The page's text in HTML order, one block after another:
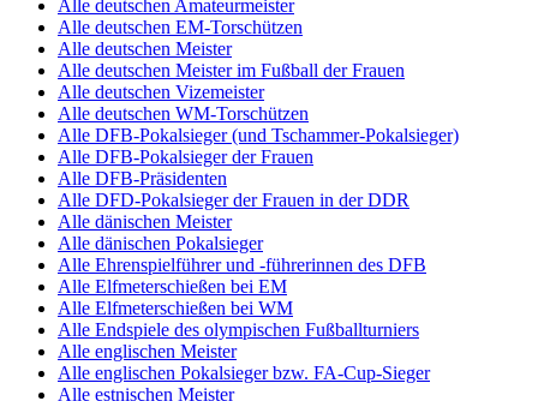
Alle deutschen Amateurmeister
Alle deutschen EM-Torschützen
Alle deutschen Meister
Alle deutschen Meister im Fußball der Frauen
Alle deutschen Vizemeister
Alle deutschen WM-Torschützen
Alle DFB-Pokalsieger (und Tschammer-Pokalsieger)
Alle DFB-Pokalsieger der Frauen
Alle DFB-Präsidenten
Alle DFD-Pokalsieger der Frauen in der DDR
Alle dänischen Meister
Alle dänischen Pokalsieger
Alle Ehrenspielführer und -führerinnen des DFB
Alle Elfmeterschießen bei EM
Alle Elfmeterschießen bei WM
Alle Endspiele des olympischen Fußballturniers
Alle englischen Meister
Alle englischen Pokalsieger bzw. FA-Cup-Sieger
Alle estnischen Meister